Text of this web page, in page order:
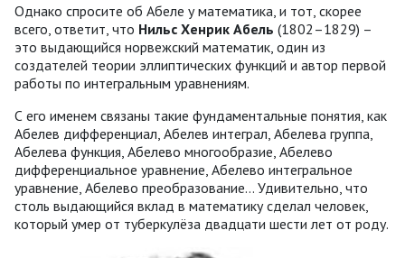
Однако спросите об Абеле у математика, и тот, скорее
всего, ответит, что Нильс Хенрик Абель (1802–1829) –
это выдающийся норвежский математик, один из
создателей теории эллиптических функций и автор первой
работы по интегральным уравнениям.
С его именем связаны такие фундаментальные понятия, как
Абелев дифференциал, Абелев интеграл, Абелева группа,
Абелева функция, Абелево многообразие, Абелево
дифференциальное уравнение, Абелево интегральное
уравнение, Абелево преобразование… Удивительно, что
столь выдающийся вклад в математику сделал человек,
который умер от туберкулёза двадцати шести лет от роду.